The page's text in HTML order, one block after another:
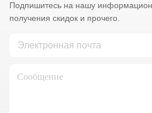
Подпишитесь на нашу
получения скидок и прочего.